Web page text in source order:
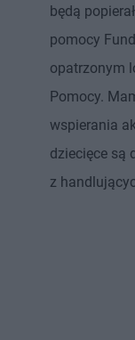
będą
pomocy
opatrzonym
Pomocy.
wspierania
dziecięce są
z